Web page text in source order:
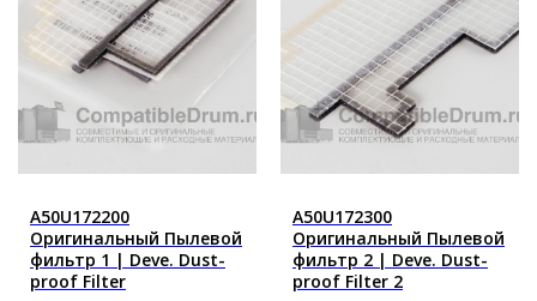
A50U172200
Оригинальный Пылевой
фильтр 1 | Deve. Dust-
proof Filter
A50U172300
Оригинальный Пылевой
фильтр 2 | Deve. Dust-
proof Filter 2